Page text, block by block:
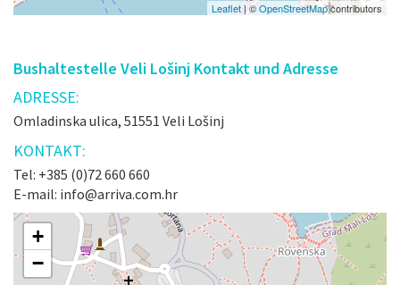
Leaflet| ©OpenStreetMapcontributors
Bushaltestelle Veli Lošinj Kontakt und Adresse
ADRESSE:
Omladinska ulica, 51551 Veli Lošinj
KONTAKT:
Tel: +385 (0)72 660 660
E-mail: info@arriva.com.hr
+
−